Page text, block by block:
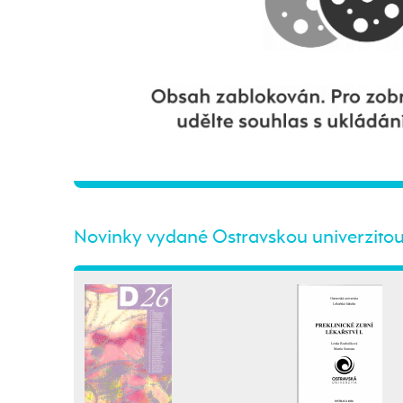
Novinky vydané Ostravskou